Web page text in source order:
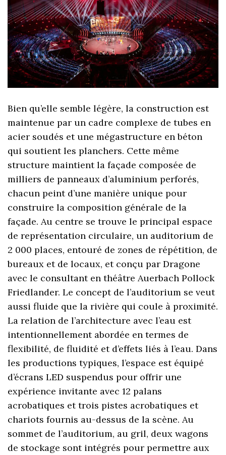
Bien qu’elle semble légère, la construction est
maintenue par un cadre complexe de tubes en
acier soudés et une mégastructure en béton
qui soutient les planchers. Cette même
structure maintient la façade composée de
milliers de panneaux d’aluminium perforés,
chacun peint d’une manière unique pour
construire la composition générale de la
façade. Au centre se trouve le principal espace
de représentation circulaire, un auditorium de
2 000 places, entouré de zones de répétition, de
bureaux et de locaux, et conçu par Dragone
avec le consultant en théâtre Auerbach Pollock
Friedlander. Le concept de l’auditorium se veut
aussi fluide que la rivière qui coule à proximité.
La relation de l’architecture avec l’eau est
intentionnellement abordée en termes de
flexibilité, de fluidité et d’effets liés à l’eau. Dans
les productions typiques, l’espace est équipé
d’écrans LED suspendus pour offrir une
expérience invitante avec 12 palans
acrobatiques et trois pistes acrobatiques et
chariots fournis au-dessus de la scène. Au
sommet de l’auditorium, au gril, deux wagons
de stockage sont intégrés pour permettre aux